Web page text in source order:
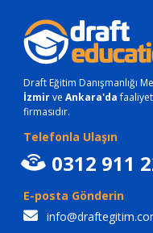
Draft Eğitim Danışmanlığı
İzmirve Ankara'da
firmasıdır.
Telefonla Ulaşın
0312 911
E-posta Gönderin